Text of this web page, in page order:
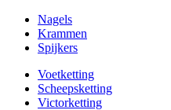
Nagels
Krammen
Spijkers
Voetketting
Scheepsketting
Victorketting